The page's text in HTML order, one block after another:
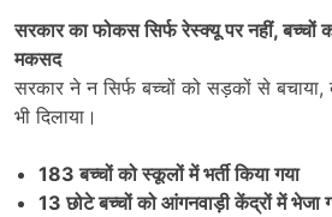
सरकार का फोकस सिर्फ रेस्क्यू पर नहीं,बच्चों
मकसद
सरकार ने न सिर्फ बच्चों को सड़कों से बचाया,
भी दिलाया।
183बच्चों को स्कूलों में भर्ती किया गया
13छोटे बच्चों को आंगनवाड़ी केंद्रों में भेजा